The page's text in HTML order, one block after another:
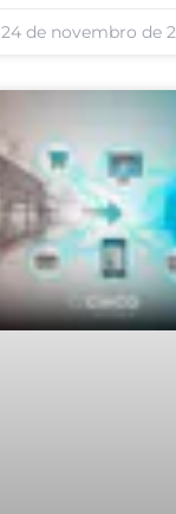
24 de novembro de